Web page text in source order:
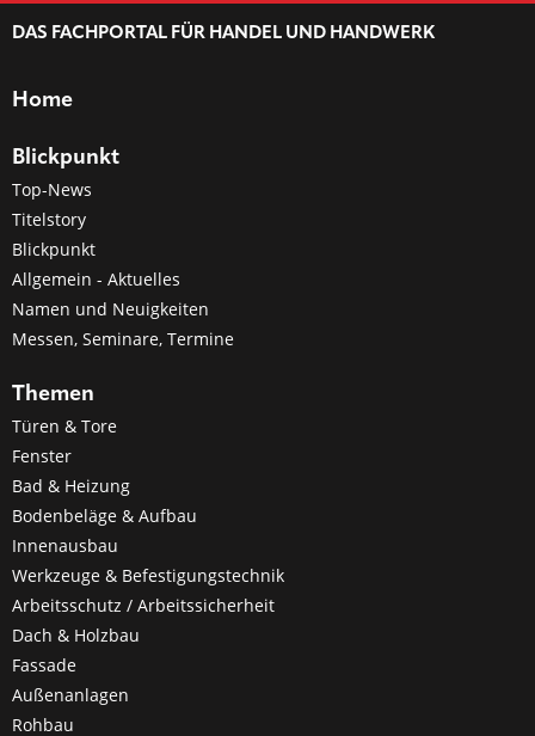
DAS FACHPORTAL FÜR HANDEL UND HANDWERK
Home
Blickpunkt
Top-News
Titelstory
Blickpunkt
Allgemein - Aktuelles
Namen und Neuigkeiten
Messen, Seminare, Termine
Themen
Türen & Tore
Fenster
Bad & Heizung
Bodenbeläge & Aufbau
Innenausbau
Werkzeuge & Befestigungstechnik
Arbeitsschutz / Arbeitssicherheit
Dach & Holzbau
Fassade
Außenanlagen
Rohbau